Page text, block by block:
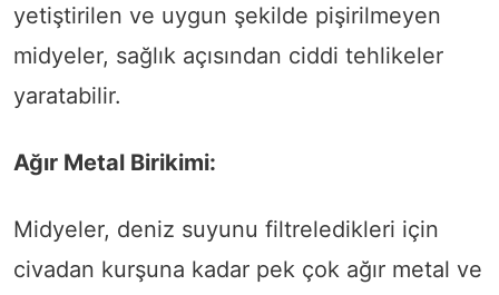
yetiştirilen ve uygun şekilde pişirilmeyen
midyeler, sağlık açısından ciddi tehlikeler
yaratabilir.
Ağır Metal Birikimi:
Midyeler, deniz suyunu filtreledikleri için
civadan kurşuna kadar pek çok ağır metal ve